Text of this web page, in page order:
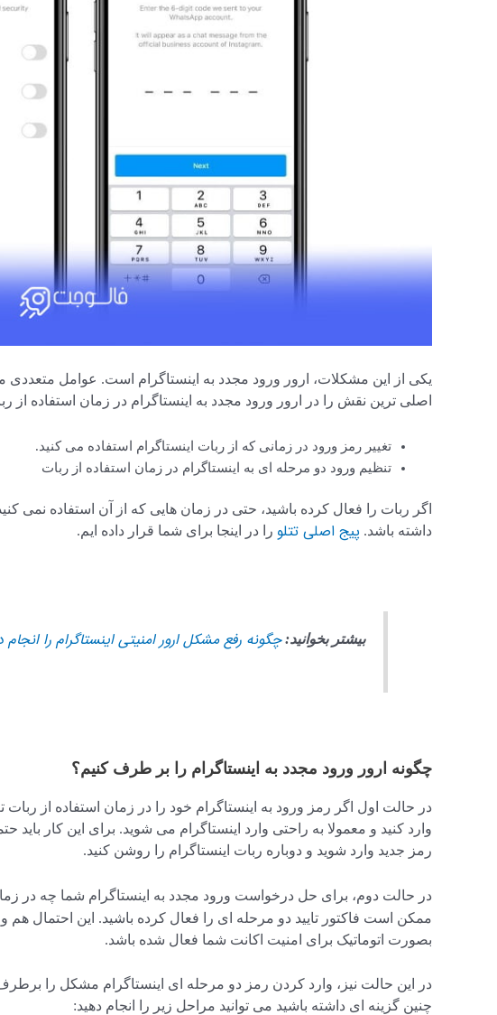
یکی از این مشکلات، ارور ورود مجدد به اینستاگرام است. عوامل متعددی
اصلی ترین نقش را در ارور ورود مجدد به اینستاگرام در زمان استفاده از
تغییر رمز ورود در زمانی که از ربات اینستاگرام استفاده می کنید.
تنظیم ورود دو مرحله ای به اینستاگرام در زمان استفاده از ربات
اگر ربات را فعال کرده باشید، حتی در زمان هایی که از آن استفاده
داشته باشد. پیج اصلی تتلو را در اینجا برای شما قرار داده ایم.
بیشتر بخوانید: چگونه رفع مشکل ارور امنیتی اینستاگرام را
چگونه ارور ورود مجدد به اینستاگرام را بر طرف کنیم؟
در حالت اول اگر رمز ورود به اینستاگرام خود را در زمان استفاده از ربات
وارد کنید و معمولا به راحتی وارد اینستاگرام می شوید. برای این کار باید
رمز جدید وارد شوید و دوباره ربات اینستاگرام را روشن کنید.
در حالت دوم، برای حل درخواست ورود مجدد به اینستاگرام شما چه در
ممکن است فاکتور تایید دو مرحله ای را فعال کرده باشید. این احتمال هم
بصورت اتوماتیک برای امنیت اکانت شما فعال شده باشد.
در این حالت نیز، وارد کردن رمز دو مرحله ای اینستاگرام مشکل را
چنین گزینه ای داشته باشید می توانید مراحل زیر را انجام دهید: